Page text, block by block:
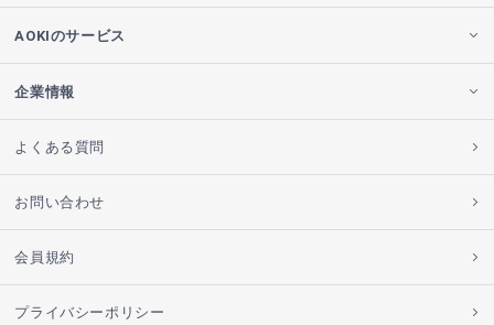
AOKIのサービス
企業情報
よくある質問
お問い合わせ
会員規約
プライバシーポリシー